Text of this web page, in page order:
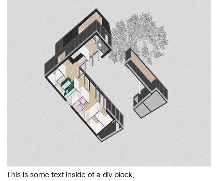
This is some text inside of a div block.